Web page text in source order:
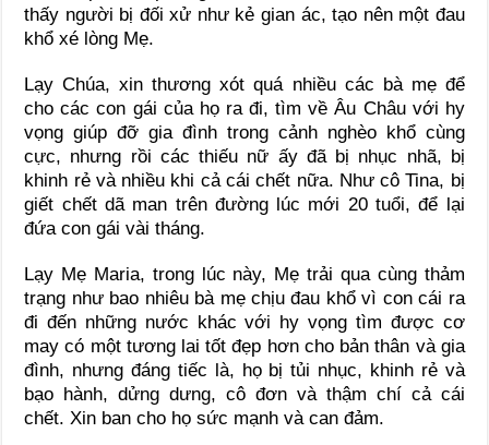
thấy người bị đối xử như kẻ gian ác, tạo nên một đau
khổ xé lòng Mẹ.
Lạy Chúa, xin thương xót quá nhiều các bà mẹ để
cho các con gái của họ ra đi, tìm về Âu Châu với hy
vọng giúp đỡ gia đình trong cảnh nghèo khổ cùng
cực, nhưng rồi các thiếu nữ ấy đã bị nhục nhã, bị
khinh rẻ và nhiều khi cả cái chết nữa. Như cô Tina, bị
giết chết dã man trên đường lúc mới 20 tuổi, để lại
đứa con gái vài tháng.
Lạy Mẹ Maria, trong lúc này, Mẹ trải qua cùng thảm
trạng như bao nhiêu bà mẹ chịu đau khổ vì con cái ra
đi đến những nước khác với hy vọng tìm được cơ
may có một tương lai tốt đẹp hơn cho bản thân và gia
đình, nhưng đáng tiếc là, họ bị tủi nhục, khinh rẻ và
bạo hành, dửng dưng, cô đơn và thậm chí cả cái
chết. Xin ban cho họ sức mạnh và can đảm.